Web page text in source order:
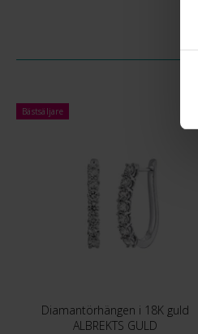
Bästsäljare
Diamantörhängen i 18K guld
ALBREKTS GULD